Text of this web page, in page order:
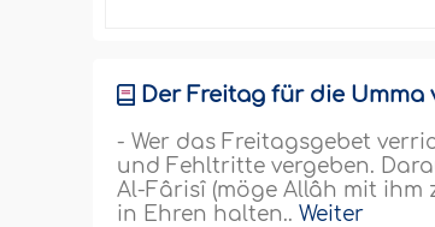
Der Freitag für die Umma
- Wer das Freitagsgebet
und Fehltritte vergeben.
Al-Fârisî (möge Allâh mit ihm
in Ehren halten..Weiter